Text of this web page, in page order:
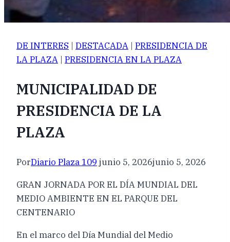
DE INTERES | DESTACADA | PRESIDENCIA DE
LA PLAZA | PRESIDENCIA EN LA PLAZA
MUNICIPALIDAD DE
PRESIDENCIA DE LA
PLAZA
PorDiario Plaza 109 junio 5, 2026junio 5, 2026
GRAN JORNADA POR EL DÍA MUNDIAL DEL
MEDIO AMBIENTE EN EL PARQUE DEL
CENTENARIO
En el marco del Día Mundial del Medio